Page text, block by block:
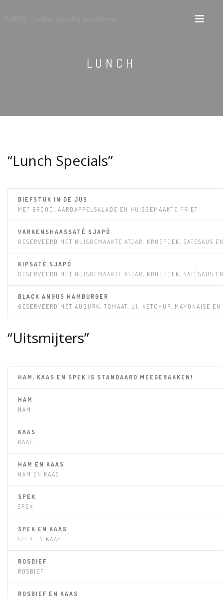
LUNCH
“Lunch Specials”
BIEFSTUK IN DE JUS
MET BROOD, AARDAPPELSALADE EN HUISGEMAAKTE FRIET
VARKENSHAASSATÉ SJAPÓ
GESERVEERD MET HUISGEMAAKTE ATJAR, KROEPOEK, SATÉSAUS
KIPSATÉ SJAPÓ
GESERVEERD MET HUISGEMAAKTE ATJAR, KROEPOEK, SATÉSAUS
BLACK ANGUS HAMBURGER
GESERVEERD MET AUGURK, TOMAAT, UI, KETCHUP, MAYONAISE
“Uitsmijters”
HAM, KAAS EN SPEK IS STANDAARD MEEGEBAKKEN!
HAM
HAM
KAAS
KAAS
HAM EN KAAS
HAM EN KAAS
SPEK
SPEK
SPEK EN KAAS
SPEK EN KAAS
ROSBIEF
ROSBIEF
ROSBIEF EN KAAS